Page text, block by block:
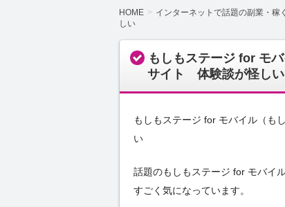
HOME インターネットで話題の副業・稼
しい
もしもステージ for モ
サイト 体験談が怪しい
もしもステージ for モバイル（も
い
話題のもしもステージ for モバイ
すごく気になっています。